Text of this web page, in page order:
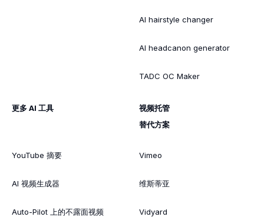
AI hairstyle changer
AI headcanon generator
TADC OC Maker
更多 AI 工具
YouTube 摘要
AI 视频生成器
Auto-Pilot 上的不露面视频
视频托管
替代方案
Vimeo
维斯蒂亚
Vidyard